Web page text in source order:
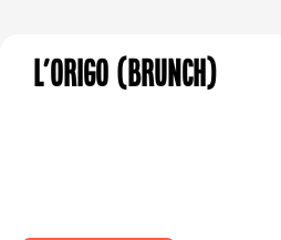
L'Origo (Brunch)